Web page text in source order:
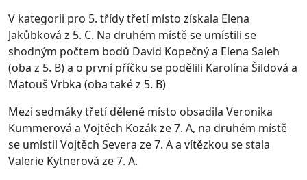
V kategorii pro 5. třídy třetí místo získala Elena
Jakůbková z 5. C. Na druhém místě se umístili se
shodným počtem bodů David Kopečný a Elena Saleh
(oba z 5. B) a o první příčku se podělili Karolína Šildová a
Matouš Vrbka (oba také z 5. B)
Mezi sedmáky třetí dělené místo obsadila Veronika
Kummerová a Vojtěch Kozák ze 7. A, na druhém místě
se umístil Vojtěch Severa ze 7. A a vítězkou se stala
Valerie Kytnerová ze 7. A.